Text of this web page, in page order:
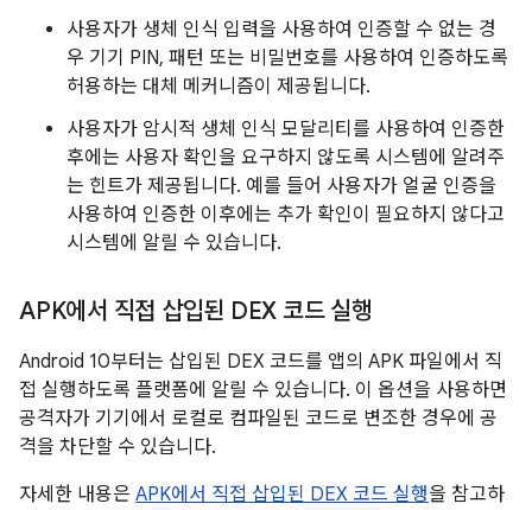
사용자가 생체 인식 입력을 사용하여 인증할 수 없는 경
우 기기 PIN, 패턴 또는 비밀번호를 사용하여 인증하도록
허용하는 대체 메커니즘이 제공됩니다.
사용자가 암시적 생체 인식 모달리티를 사용하여 인증한
후에는 사용자 확인을 요구하지 않도록 시스템에 알려주
는 힌트가 제공됩니다. 예를 들어 사용자가 얼굴 인증을
사용하여 인증한 이후에는 추가 확인이 필요하지 않다고
시스템에 알릴 수 있습니다.
APK에서 직접 삽입된 DEX 코드 실행
Android 10부터는 삽입된 DEX 코드를 앱의 APK 파일에서 직
접 실행하도록 플랫폼에 알릴 수 있습니다. 이 옵션을 사용하면
공격자가 기기에서 로컬로 컴파일된 코드로 변조한 경우에 공
격을 차단할 수 있습니다.
자세한 내용은 APK에서 직접 삽입된 DEX 코드 실행을 참고하